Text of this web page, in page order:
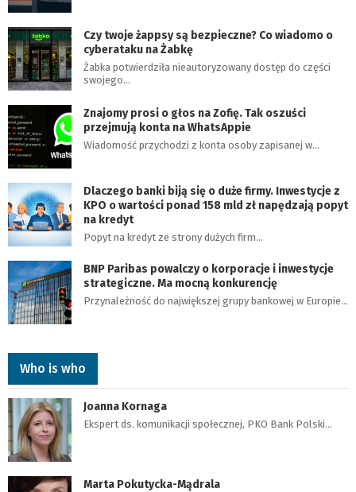
Czy twoje żappsy są bezpieczne? Co wiadomo o
cyberataku na Żabkę
Żabka potwierdziła nieautoryzowany dostęp do części
swojego…
Znajomy prosi o głos na Zofię. Tak oszuści
przejmują konta na WhatsAppie
Wiadomość przychodzi z konta osoby zapisanej w…
Dlaczego banki biją się o duże firmy. Inwestycje z
KPO o wartości ponad 158 mld zł napędzają popyt
na kredyt
Popyt na kredyt ze strony dużych firm…
BNP Paribas powalczy o korporacje i inwestycje
strategiczne. Ma mocną konkurencję
Przynależność do największej grupy bankowej w Europie…
Who is who
Joanna Kornaga
Ekspert ds. komunikacji społecznej, PKO Bank Polski…
Marta Pokutycka-Mądrala